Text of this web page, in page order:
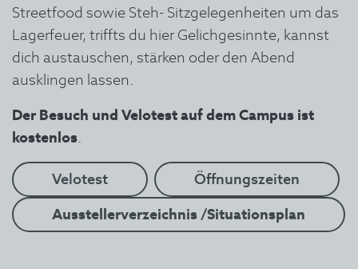
Streetfood sowie Steh- Sitzgelegenheiten um das
Lagerfeuer, triffts du hier Gelichgesinnte, kannst
dich austauschen, stärken oder den Abend
ausklingen lassen.
Der Besuch und Velotest auf dem Campus ist
kostenlos.
Velotest
Öffnungszeiten
Ausstellerverzeichnis /Situationsplan